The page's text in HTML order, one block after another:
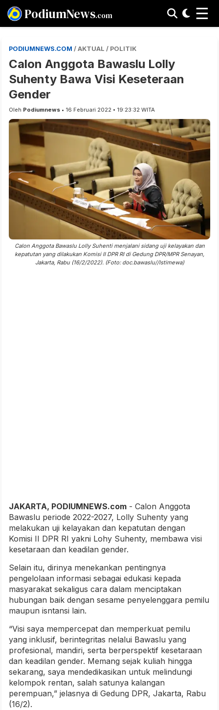
PodiumNews.com ☰
PODIUMNEWS.COM / AKTUAL / POLITIK
Calon Anggota Bawaslu Lolly
Suhenty Bawa Visi Keseteraan
Gender
Oleh Podiumnews • 16 Februari 2022 • 19:23:32 WITA
Calon Anggota Bawaslu Lolly Suhenti menjalani sidang uji kelayakan dan
kepatutan yang dilakukan Komisi II DPR RI di Gedung DPR/MPR Senayan,
Jakarta, Rabu (16/2/2022). (Foto: doc.bawaslu//Istimewa)
JAKARTA, PODIUMNEWS.com - Calon Anggota
Bawaslu periode 2022-2027, Lolly Suhenty yang
melakukan uji kelayakan dan kepatutan dengan
Komisi II DPR RI yakni Lohy Suhenty, membawa visi
kesetaraan dan keadilan gender.
Selain itu, dirinya menekankan pentingnya
pengelolaan informasi sebagai edukasi kepada
masyarakat sekaligus cara dalam menciptakan
hubungan baik dengan sesame penyelenggara pemilu
maupun isntansi lain.
“Visi saya mempercepat dan memperkuat pemilu
yang inklusif, berintegritas nelalui Bawaslu yang
profesional, mandiri, serta berperspektif kesetaraan
dan keadilan gender. Memang sejak kuliah hingga
sekarang, saya mendedikasikan untuk melindungi
kelompok rentan, salah satunya kalangan
perempuan,” jelasnya di Gedung DPR, Jakarta, Rabu
(16/2).